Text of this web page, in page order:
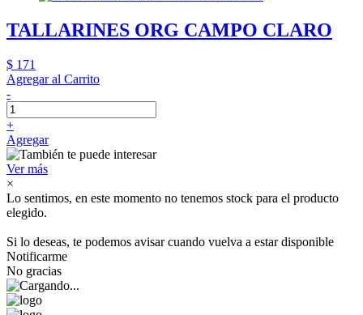
TALLARINES ORG CAMPO CLARO
$ 171
Agregar al Carrito
-
+
Agregar
Ver más
×
Lo sentimos, en este momento no tenemos stock para el producto
elegido.
Si lo deseas, te podemos avisar cuando vuelva a estar disponible
Notificarme
No gracias